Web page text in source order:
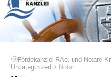
Fördekanzlei RAe. und Notare
Uncategorized > Notar